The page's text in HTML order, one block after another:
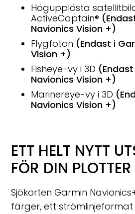
Högupplösta
ActiveCaptain®
Navionics Vision +)
Flygfoton (Endast i
Vision +)
Fisheye-vy i 3D
Navionics Vision +)
Marinereye-vy i 3D
Navionics Vision +)
ETT HELT NYTT
FÖR DIN PLOTTER
Sjökorten Garmin
färger, ett